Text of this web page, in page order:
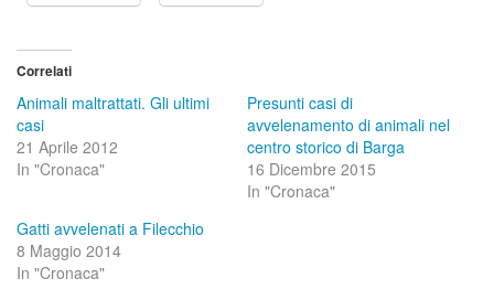
Correlati
Animali maltrattati. Gli ultimi
casi
21 Aprile 2012
In "Cronaca"
Presunti casi di
avvelenamento di animali nel
centro storico di Barga
16 Dicembre 2015
In "Cronaca"
Gatti avvelenati a Filecchio
8 Maggio 2014
In "Cronaca"